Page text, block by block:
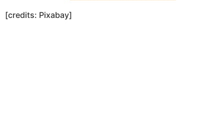
[credits: Pixabay]